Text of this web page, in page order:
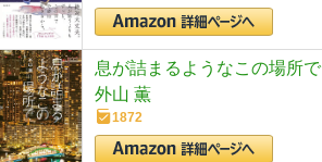
息が詰まるようなこの場所で
外山 薫
1872